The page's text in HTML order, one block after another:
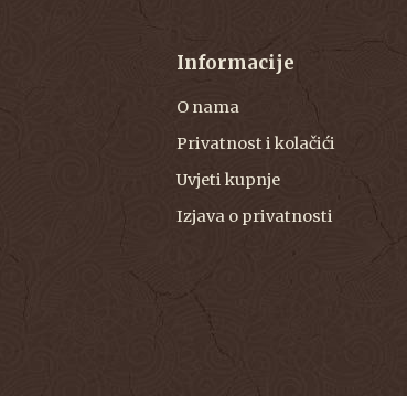
Informacije
O nama
Privatnost i kolačići
Uvjeti kupnje
Izjava o privatnosti